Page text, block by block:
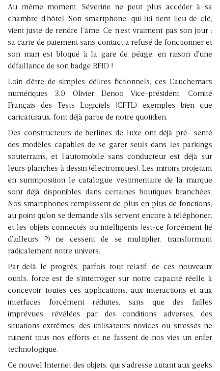
Au même moment, Séverine ne peut plus accéder à sa
chambre d’hôtel. Son smartphone, qui lui tient lieu de clé,
vient juste de rendre l’âme. Ce n’est vraiment pas son jour :
sa carte de paiement sans contact a refusé de fonctionner et
son mari est bloqué à la gare de péage, en raison d’une
défaillance de son badge RFID !
Loin d’être de simples délires fictionnels, ces Cauchemars
numériques 3.0 Olivier Denoo Vice-président, Comité
Français des Tests Logiciels (CFTL) exemples bien que
caricaturaux, font déjà partie de notre quotidien.
Des constructeurs de berlines de luxe ont déjà pré- senté
des modèles capables de se garer seuls dans les parkings
souterrains, et l’automobile sans conducteur est déjà sur
leurs planches à dessin (électroniques). Les miroirs projetant
en surimposition le catalogue vestimentaire de la marque
sont déjà disponibles dans certaines boutiques branchées.
Nos smartphones remplissent de plus en plus de fonctions,
au point qu’on se demande s’ils servent encore à téléphoner,
et les objets connectés ou intelligents (est-ce forcément lié
d’ailleurs ?) ne cessent de se multiplier, transformant
radicalement notre univers.
Par-delà le progrès, parfois tout relatif, de ces nouveaux
outils, force est de s’interroger sur notre capacité réelle à
concevoir toutes ces applications, aux interactions et aux
interfaces forcément réduites, sans que des failles
imprévues, révélées par des conditions adverses, des
situations extrêmes, des utilisateurs novices ou stressés ne
ruinent tous nos efforts et ne fassent de nos vies un enfer
technologique.
Ce nouvel Internet des objets, qui s’adresse autant aux geeks